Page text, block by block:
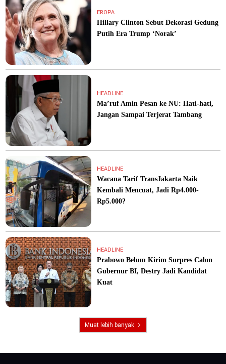
EROPA
Hillary Clinton Sebut Dekorasi Gedung
Putih Era Trump ‘Norak’
HEADLINE
Ma’ruf Amin Pesan ke NU: Hati-hati,
Jangan Sampai Terjerat Tambang
HEADLINE
Wacana Tarif TransJakarta Naik
Kembali Mencuat, Jadi Rp4.000-
Rp5.000?
HEADLINE
Prabowo Belum Kirim Surpres Calon
Gubernur BI, Destry Jadi Kandidat
Kuat
Muat lebih banyak